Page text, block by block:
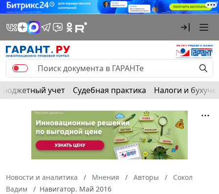
Бюджетный учет Судебная практика Налоги и
Новости и аналитика Мнения Авторы
Сокол
Вадим
Навигатор. Май 2016